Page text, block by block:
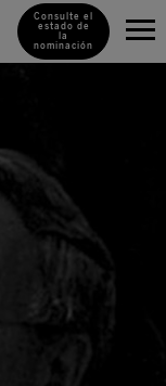
Consulte el
estado de
la
nominación